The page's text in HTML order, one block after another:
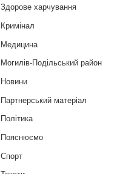
Здорове харчування
Кримінал
Медицина
Могилів-Подільський район
Новини
Партнерський матеріал
Політика
Пояснюємо
Спорт